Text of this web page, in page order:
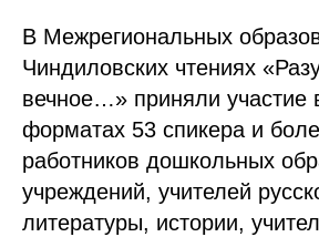
В Межрегиональных
Чиндиловских чтениях
вечное…» приняли участие
форматах 53 спикера и
работников дошкольных
учреждений, учителей
литературы, истории,